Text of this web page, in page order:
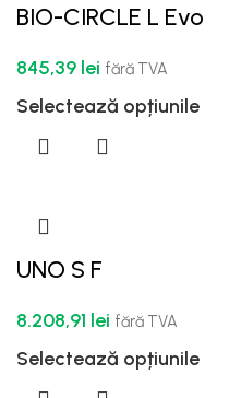
BIO-CIRCLE L Evo
845,39 lei fără TVA
Selectează opțiunile
UNO S F
8.208,91 lei fără TVA
Selectează opțiunile